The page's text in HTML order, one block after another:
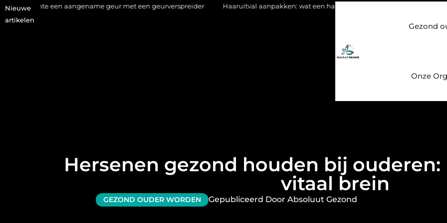
Nieuwe
artikelen
een aangename geur met een geurverspreider Haaruitval aanpakken: wat een haartransplantatie vandaag de dag kan
Gezond
Onze
Hersenen gezond houden bij
vitaal brein
GEZOND OUDER WORDEN Gepubliceerd Door Absoluut Gezond